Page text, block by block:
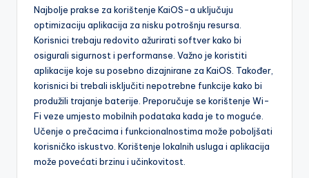
Najbolje prakse za korištenje KaiOS-a uključuju
optimizaciju aplikacija za nisku potrošnju resursa.
Korisnici trebaju redovito ažurirati softver kako bi
osigurali sigurnost i performanse. Važno je koristiti
aplikacije koje su posebno dizajnirane za KaiOS. Također,
korisnici bi trebali isključiti nepotrebne funkcije kako bi
produžili trajanje baterije. Preporučuje se korištenje Wi-
Fi veze umjesto mobilnih podataka kada je to moguće.
Učenje o prečacima i funkcionalnostima može poboljšati
korisničko iskustvo. Korištenje lokalnih usluga i aplikacija
može povećati brzinu i učinkovitost.